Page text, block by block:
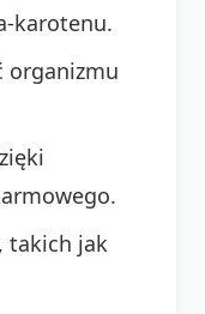
karotenu.
organizmu
takich jak